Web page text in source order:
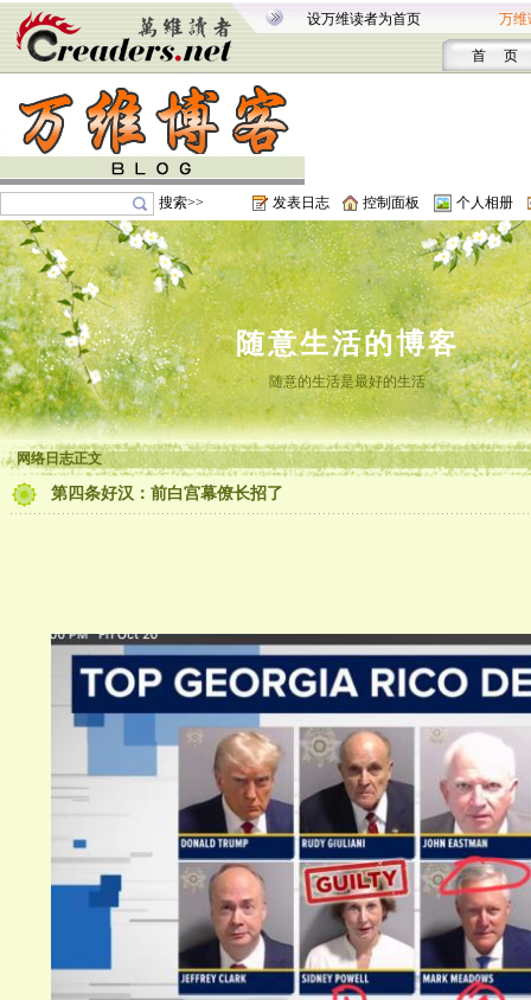
设万维读者为首页 万维
首 页
搜索>> 发表日志 控制面板 个人相册
随意生活的博客
随意的生活是最好的生活
网络日志正文
第四条好汉：前白宫幕僚长招了